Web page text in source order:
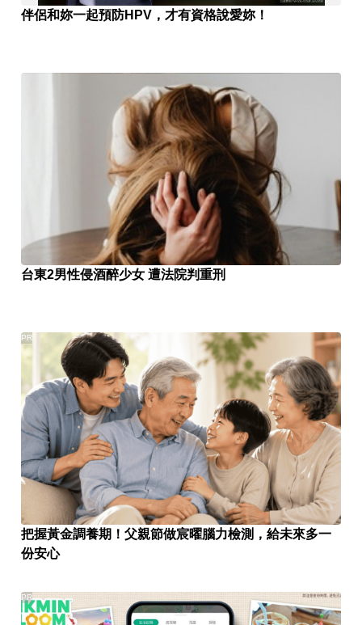
伴侶和妳一起預防HPV，才有資格說愛妳！
台東2男性侵酒醉少女 遭法院判重刑
把握黃金調養期！父親節做宸曜腦力檢測，給未來多一
份安心
PR
PR